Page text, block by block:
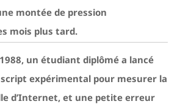
montée de pression
mois plus tard.
un étudiant diplômé a lancé
expérimental pour mesurer la
d’Internet, et une petite erreur